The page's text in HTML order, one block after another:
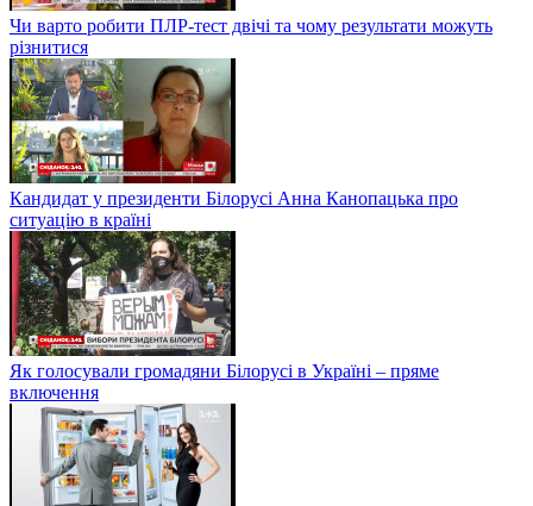
Чи варто робити ПЛР-тест двічі та чому результати можуть
різнитися
Кандидат у президенти Білорусі Анна Канопацька про
ситуацію в країні
Як голосували громадяни Білорусі в Україні – пряме
включення